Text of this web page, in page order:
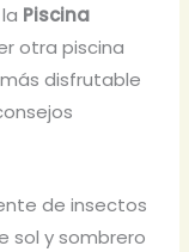
Piscina
otra piscina
disfrutable
de insectos
sol y sombrero